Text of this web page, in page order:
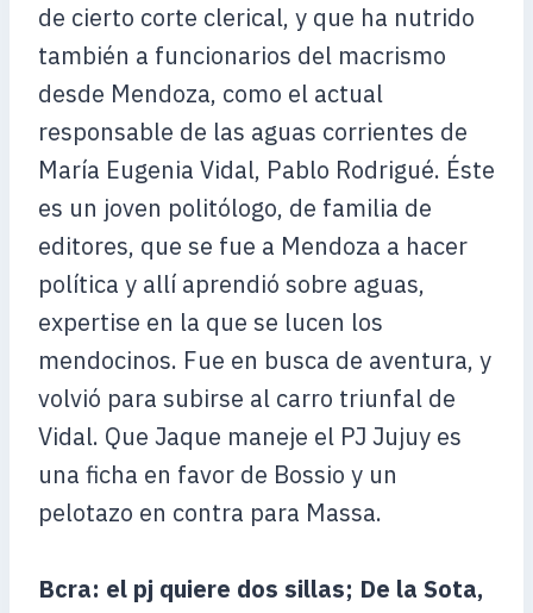
de cierto corte clerical, y que ha nutrido
también a funcionarios del macrismo
desde Mendoza, como el actual
responsable de las aguas corrientes de
María Eugenia Vidal, Pablo Rodrigué. Éste
es un joven politólogo, de familia de
editores, que se fue a Mendoza a hacer
política y allí aprendió sobre aguas,
expertise en la que se lucen los
mendocinos. Fue en busca de aventura, y
volvió para subirse al carro triunfal de
Vidal. Que Jaque maneje el PJ Jujuy es
una ficha en favor de Bossio y un
pelotazo en contra para Massa.
Bcra: el pj quiere dos sillas; De la Sota,